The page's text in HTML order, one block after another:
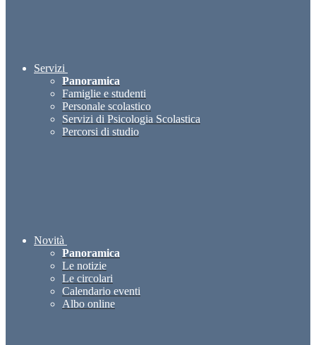
Servizi
Panoramica
Famiglie e studenti
Personale scolastico
Servizi di Psicologia Scolastica
Percorsi di studio
Novità
Panoramica
Le notizie
Le circolari
Calendario eventi
Albo online